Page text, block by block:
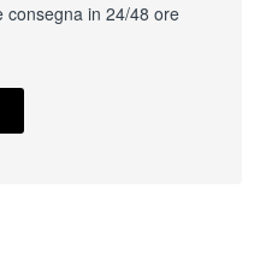
consegna in 24/48 ore